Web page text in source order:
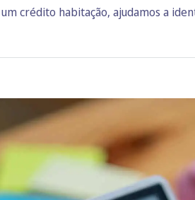
crédito habitação, ajudamos a